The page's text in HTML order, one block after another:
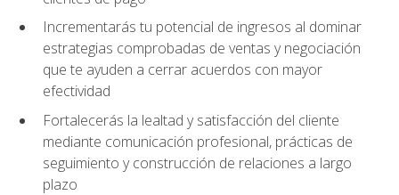
Incrementarás tu potencial de ingresos al dominar
estrategias comprobadas de ventas y negociación
que te ayuden a cerrar acuerdos con mayor
efectividad
Fortalecerás la lealtad y satisfacción del cliente
mediante comunicación profesional, prácticas de
seguimiento y construcción de relaciones a largo
plazo